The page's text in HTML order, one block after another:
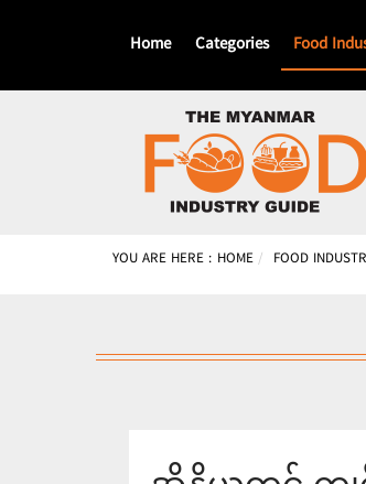
Home Categories Food
YOU ARE HERE : HOME FOOD